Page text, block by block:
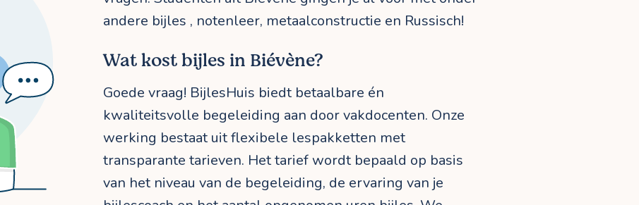
andere bijles , notenleer, metaalconstructie en Russisch!
Wat kost bijles in Biévène?
Goede vraag! BijlesHuis biedt betaalbare én
kwaliteitsvolle begeleiding aan door vakdocenten. Onze
werking bestaat uit flexibele lespakketten met
transparante tarieven. Het tarief wordt bepaald op basis
van het niveau van de begeleiding, de ervaring van je